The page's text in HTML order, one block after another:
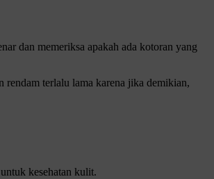
dan memeriksa apakah ada kotoran yang
rendam terlalu lama karena jika demikian,
kesehatan kulit.